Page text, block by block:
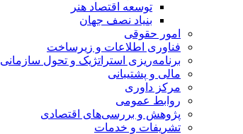
توسعه اقتصاد هنر
بنیاد نصف جهان
امور حقوقی
فناوری اطلاعات و زیرساخت
برنامه‌ریزی استراتژیک و تحول سازمانی
مالی و پشتیبانی
مرکز داوری
روابط عمومی
پژوهش و بررسی‌های اقتصادی
تشریفات و خدمات